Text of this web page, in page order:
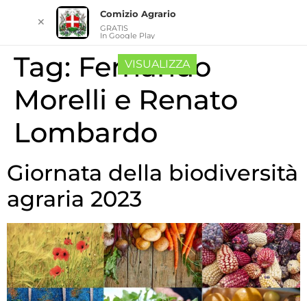
Tag: Fernando
Morelli e Renato
Lombardo
Giornata della biodiversità
agraria 2023
✕
Comizio Agrario
GRATIS
In Google Play
VISUALIZZA